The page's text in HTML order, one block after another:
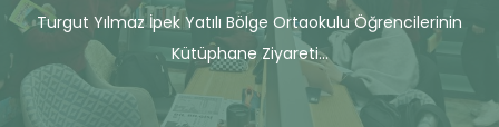
Turgut Yılmaz İpek Yatılı Bölge Ortaokulu Öğrencilerinin
Kütüphane Ziyareti...